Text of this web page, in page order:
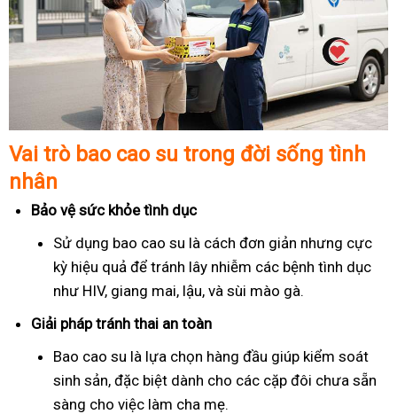
Vai trò bao cao su trong đời sống tình
nhân
Bảo vệ sức khỏe tình dục
Sử dụng bao cao su là cách đơn giản nhưng cực
kỳ hiệu quả để tránh lây nhiễm các bệnh tình dục
như HIV, giang mai, lậu, và sùi mào gà.
Giải pháp tránh thai an toàn
Bao cao su là lựa chọn hàng đầu giúp kiểm soát
sinh sản, đặc biệt dành cho các cặp đôi chưa sẵn
sàng cho việc làm cha mẹ.